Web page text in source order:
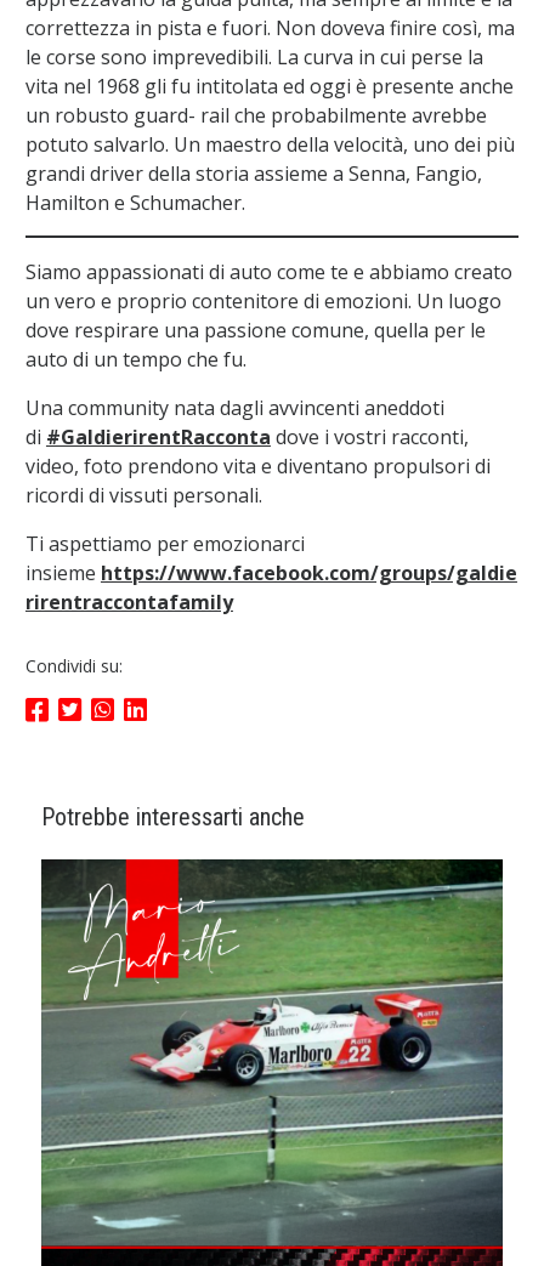
correttezza in pista e fuori. Non doveva finire così, ma
le corse sono imprevedibili. La curva in cui perse la
vita nel 1968 gli fu intitolata ed oggi è presente anche
un robusto guard- rail che probabilmente avrebbe
potuto salvarlo. Un maestro della velocità, uno dei più
grandi driver della storia assieme a Senna, Fangio,
Hamilton e Schumacher.
Siamo appassionati di auto come te e abbiamo creato
un vero e proprio contenitore di emozioni. Un luogo
dove respirare una passione comune, quella per le
auto di un tempo che fu.
Una community nata dagli avvincenti aneddoti
di #GaldierirentRacconta dove i vostri racconti,
video, foto prendono vita e diventano propulsori di
ricordi di vissuti personali.
Ti aspettiamo per emozionarci
insieme https://www.facebook.com/groups/galdie
rirentraccontafamily
Condividi su:
Potrebbe interessarti anche